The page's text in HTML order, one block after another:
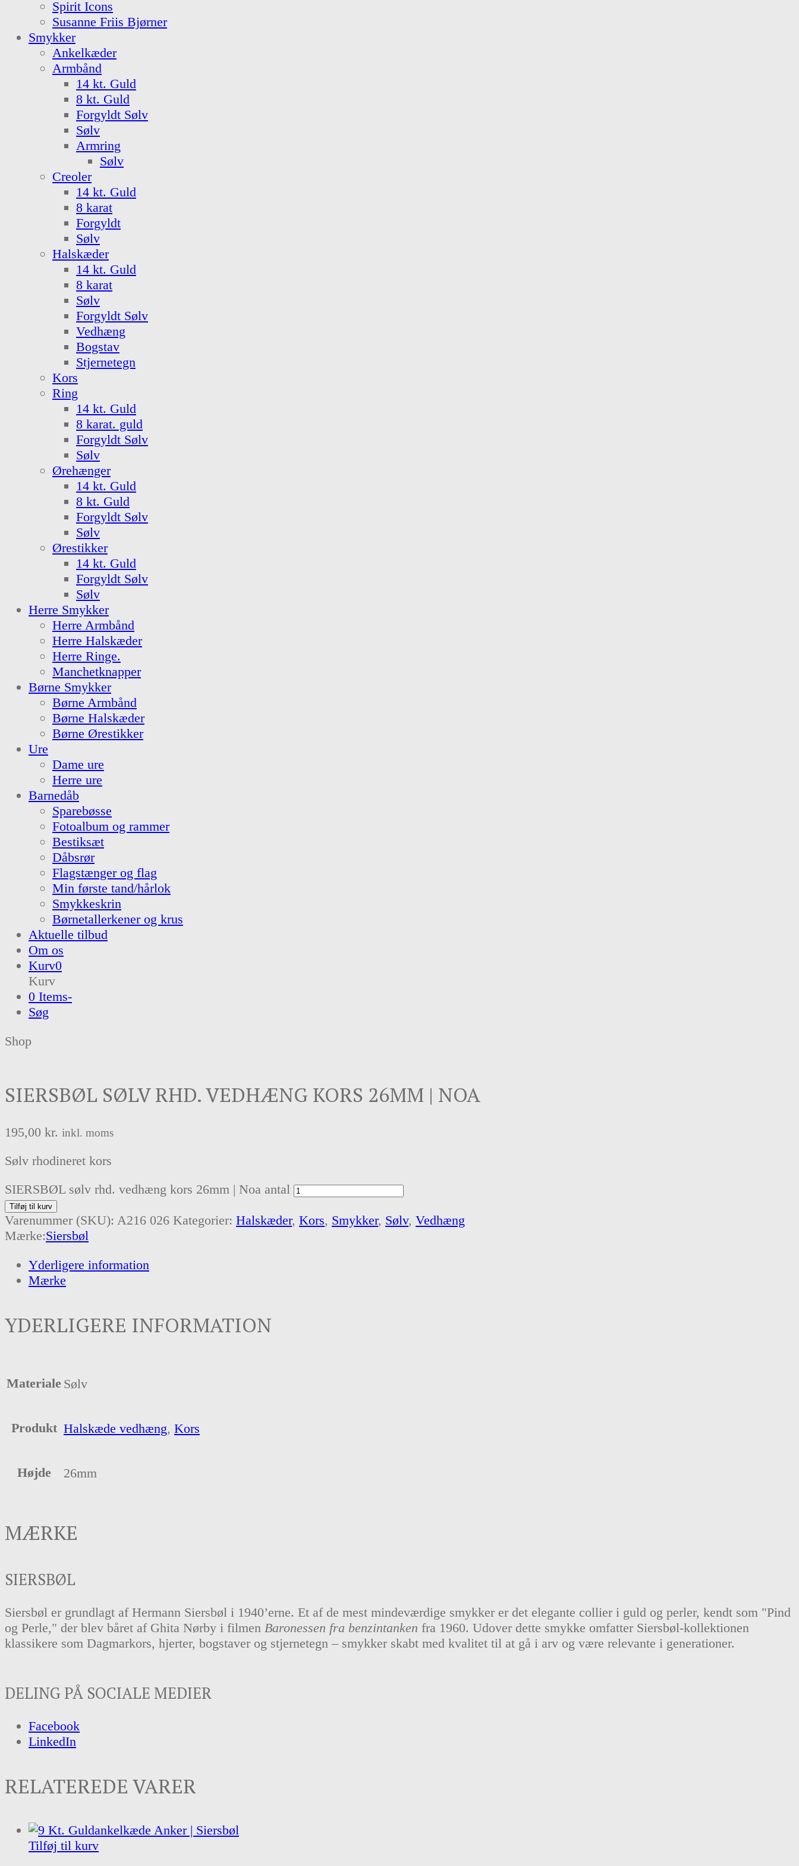
Spirit Icons
Susanne Friis Bjørner
Smykker
Ankelkæder
Armbånd
14 kt. Guld
8 kt. Guld
Forgyldt Sølv
Sølv
Armring
Sølv
Creoler
14 kt. Guld
8 karat
Forgyldt
Sølv
Halskæder
14 kt. Guld
8 karat
Sølv
Forgyldt Sølv
Vedhæng
Bogstav
Stjernetegn
Kors
Ring
14 kt. Guld
8 karat. guld
Forgyldt Sølv
Sølv
Ørehænger
14 kt. Guld
8 kt. Guld
Forgyldt Sølv
Sølv
Ørestikker
14 kt. Guld
Forgyldt Sølv
Sølv
Herre Smykker
Herre Armbånd
Herre Halskæder
Herre Ringe.
Manchetknapper
Børne Smykker
Børne Armbånd
Børne Halskæder
Børne Ørestikker
Ure
Dame ure
Herre ure
Barnedåb
Sparebøsse
Fotoalbum og rammer
Bestiksæt
Dåbsrør
Flagstænger og flag
Min første tand/hårlok
Smykkeskrin
Børnetallerkener og krus
Aktuelle tilbud
Om os
Kurv0
Kurv
0 Items-
Søg
Shop
SIERSBØL SØLV RHD. VEDHÆNG KORS 26MM | NOA
195,00 kr. inkl. moms
Sølv rhodineret kors
SIERSBØL sølv rhd. vedhæng kors 26mm | Noa antal
Tilføj til kurv
Varenummer (SKU): A216 026 Kategorier: Halskæder, Kors, Smykker, Sølv, Vedhæng
Mærke:Siersbøl
Yderligere information
Mærke
YDERLIGERE INFORMATION
Materiale Sølv
Produkt Halskæde vedhæng, Kors
Højde 26mm
MÆRKE
SIERSBØL
Siersbøl er grundlagt af Hermann Siersbøl i 1940’erne. Et af de mest mindeværdige smykker er det elegante collier i guld og perler, kendt som "Pind
og Perle," der blev båret af Ghita Nørby i filmen Baronessen fra benzintanken fra 1960. Udover dette smykke omfatter Siersbøl-kollektionen
klassikere som Dagmarkors, hjerter, bogstaver og stjernetegn – smykker skabt med kvalitet til at gå i arv og være relevante i generationer.
DELING PÅ SOCIALE MEDIER
Facebook
LinkedIn
RELATEREDE VARER
Tilføj til kurv